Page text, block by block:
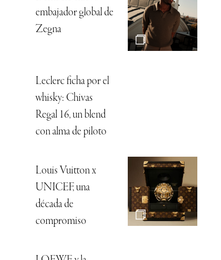
embajador global de
Zegna
Leclerc ficha por el
whisky: Chivas
Regal 16, un blend
con alma de piloto
Louis Vuitton x
UNICEF, una
década de
compromiso